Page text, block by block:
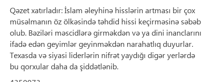
Qəzet xatırladır: İslam əleyhinə hisslərin artması bir çox
müsəlmanın öz ölkəsində təhdid hissi keçirməsinə səbəb
olub. Bəziləri məscidlərə girməkdən və ya dini inanclarını
ifadə edən geyimlər geyinməkdən narahatlıq duyurlar.
Texasda və siyasi liderlərin nifrət yaydığı digər yerlərdə
bu qorxular daha da şiddətlənib.